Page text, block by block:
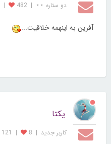
دو ستاره ⋆⋆ |
482
|
آفرین به اینهمه خلاقیت...
یکتا
کاربر جديد |
8
| 121 پست